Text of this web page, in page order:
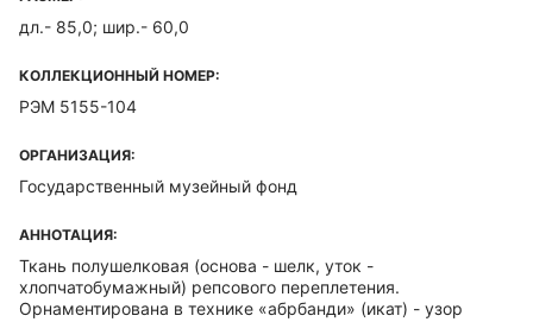
дл.- 85,0; шир.- 60,0
КОЛЛЕКЦИОННЫЙ НОМЕР:
РЭМ 5155-104
ОРГАНИЗАЦИЯ:
Государственный музейный фонд
АННОТАЦИЯ:
Ткань полушелковая (основа - шелк, уток -
хлопчатобумажный) репсового переплетения.
Орнаментирована в технике «абрбанди» (икат) - узор